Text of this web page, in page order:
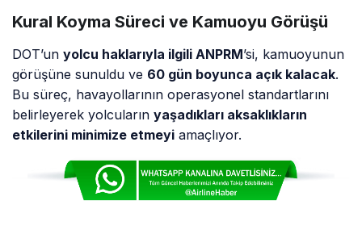
Kural Koyma Süreci ve Kamuoyu Görüşü
DOT’unyolcu haklarıyla ilgili ANPRM’si, kamuoyunun
görüşüne sunuldu ve 60 gün boyunca açık kalacak.
Bu süreç, havayollarının operasyonel standartlarını
belirleyerek yolcularınyaşadıkları aksaklıkların
etkilerini minimize etmeyi amaçlıyor.